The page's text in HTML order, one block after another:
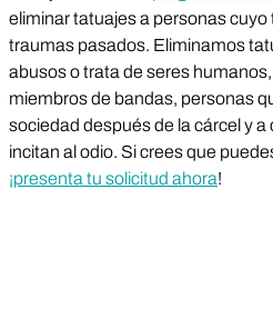
eliminar tatuajes a personas cuyo
traumas pasados. Eliminamos
abusos o trata de seres
miembros de bandas, personas
sociedad después de la cárcel y
incitan al odio. Si crees que
¡presenta tu solicitud ahora!